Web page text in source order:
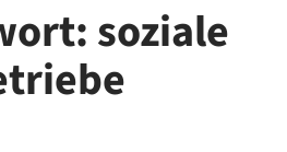
soziale